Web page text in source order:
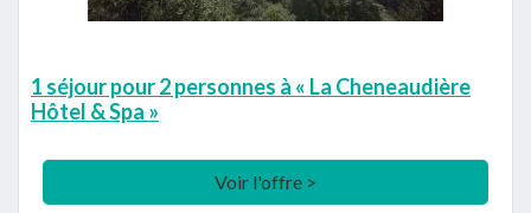
1 séjour pour 2 personnes à « La Cheneaudière
Hôtel & Spa »
Voir l'offre >